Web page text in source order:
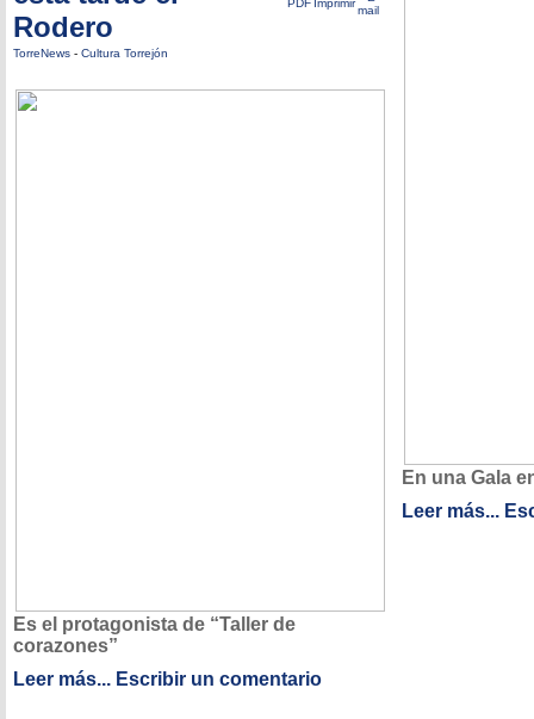
Rodero
TorreNews - Cultura Torrejón
Es el protagonista de “Taller de
corazones”
Leer más... Escribir un comentario
En una Gala
Leer más...